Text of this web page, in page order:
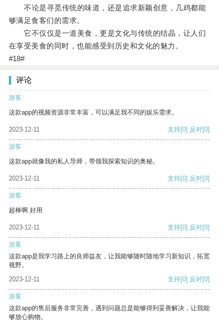
不论是寻觅传统的味道，还是追求新颖创意，几鸡都能
够满足食客们的需求。
它不仅仅是一道美食，更是文化与传统的结晶，让人们
在享受美食的同时，也能感受到历史和文化的魅力。
#18#
评论
游客
这款app的视频资源非常丰富，可以满足我不同的娱乐需求。
2023-12-11 支持[0] 反对[0]
游客
这款app就像我的私人导师，带领我探索知识的奥秘。
2023-12-11 支持[0] 反对[0]
游客
超棒啊 好用
2023-12-11 支持[0] 反对[0]
游客
这款app是我学习路上的良师益友，让我能够随时随地学习新知识，拓宽
视野。
2023-12-11
支持[0] 反对[0]
游客
这款app的售后服务非常完善，遇到问题总是能够得到妥善解决，让我能
够放心购物。